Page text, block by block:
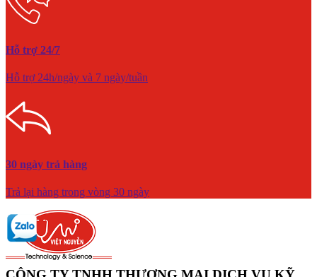
Hỗ trợ 24/7
Hỗ trợ 24h/ngày và 7 ngày/tuần
30 ngày trả hàng
Trả lại hàng trong vòng 30 ngày